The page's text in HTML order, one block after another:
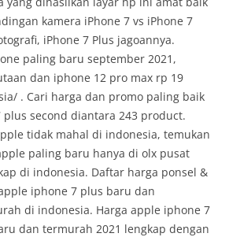
kamera iPhone 7 vs iPhone 7
iPhone 7 Plus jagoannya.
paling baru september 2021,
dan iphone 12 pro max rp 19
. Cari harga dan promo paling baik
second diantara 243 product.
tidak mahal di indonesia, temukan
paling baru hanya di olx pusat
di indonesia. Daftar harga ponsel &
iphone 7 plus baru dan
di indonesia. Harga apple iphone 7
dan termurah 2021 lengkap dengan